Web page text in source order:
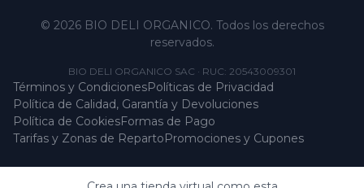
© 2026 BIO DELI ORGANICO. Todos los derechos
reservados.
BIO DELI ORGANICO SAC · RUC: 20543009301
Términos y CondicionesPolíticas de Privacidad
Política de Calidad, Garantía y Devoluciones
Política de CookiesFormas de Pago
Tarifas y Zonas de RepartoPromociones y Cupones